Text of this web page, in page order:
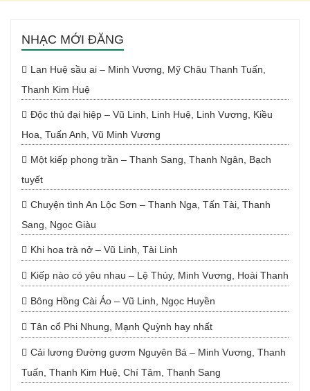
NHẠC MỚI ĐĂNG
Lan Huệ sầu ai – Minh Vương, Mỹ Châu Thanh Tuấn,
Thanh Kim Huệ
Độc thủ đại hiệp – Vũ Linh, Linh Huệ, Linh Vương, Kiều
Hoa, Tuấn Anh, Vũ Minh Vương
Một kiếp phong trần – Thanh Sang, Thanh Ngân, Bạch
tuyết
Chuyện tình An Lộc Sơn – Thanh Nga, Tấn Tài, Thanh
Sang, Ngọc Giàu
Khi hoa trà nở – Vũ Linh, Tài Linh
Kiếp nào có yêu nhau – Lệ Thủy, Minh Vương, Hoài Thanh
Bông Hồng Cài Áo – Vũ Linh, Ngọc Huyền
Tân cổ Phi Nhung, Mạnh Quỳnh hay nhất
Cải lương Đường gươm Nguyên Bá – Minh Vương, Thanh
Tuấn, Thanh Kim Huệ, Chí Tâm, Thanh Sang